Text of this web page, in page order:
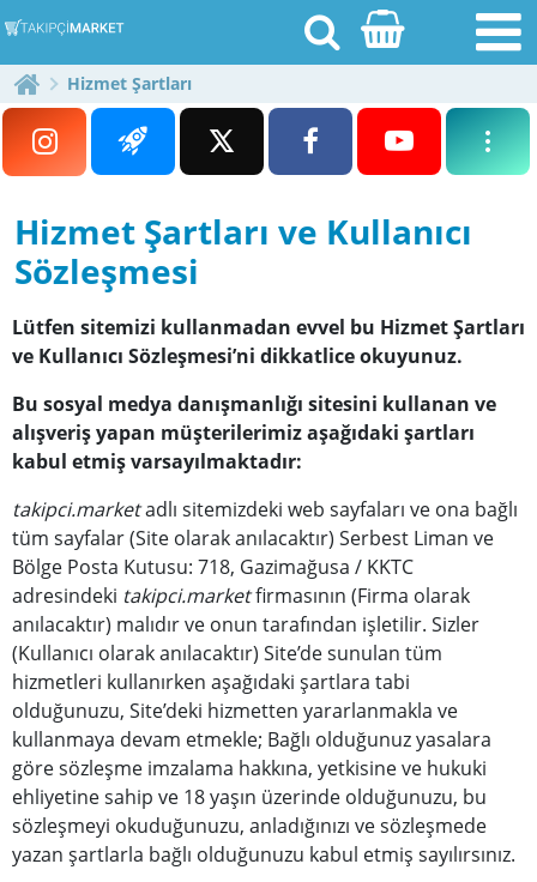
[email protected]
Blog
Fiyatlar
Hizmet Şartları
Hizmet Şartları ve Kullanıcı
Sözleşmesi
Lütfen sitemizi kullanmadan evvel bu Hizmet Şartları
ve Kullanıcı Sözleşmesi’ni dikkatlice okuyunuz.
Bu sosyal medya danışmanlığı sitesini kullanan ve
alışveriş yapan müşterilerimiz aşağıdaki şartları
kabul etmiş varsayılmaktadır:
takipci.marketadlı sitemizdeki web sayfaları ve ona bağlı
tüm sayfalar (Site olarak anılacaktır) Serbest Liman ve
Bölge Posta Kutusu: 718, Gazimağusa / KKTC
adresindeki takipci.marketfirmasının (Firma olarak
anılacaktır) malıdır ve onun tarafından işletilir. Sizler
(Kullanıcı olarak anılacaktır) Site’de sunulan tüm
hizmetleri kullanırken aşağıdaki şartlara tabi
olduğunuzu, Site’deki hizmetten yararlanmakla ve
kullanmaya devam etmekle; Bağlı olduğunuz yasalara
göre sözleşme imzalama hakkına, yetkisine ve hukuki
ehliyetine sahip ve 18 yaşın üzerinde olduğunuzu, bu
sözleşmeyi okuduğunuzu, anladığınızı ve sözleşmede
yazan şartlarla bağlı olduğunuzu kabul etmiş sayılırsınız.